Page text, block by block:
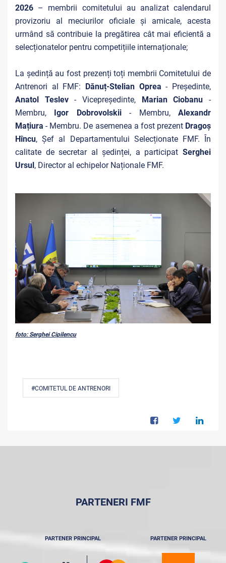
2026 – membrii comitetului au analizat calendarul
provizoriu al meciurilor oficiale și amicale, acesta
urmând să contribuie la pregătirea cât mai eficientă a
selecționatelor pentru competițiile internaționale;
La ședință au fost prezenți toți membrii Comitetului de
Antrenori al FMF: Dănuț-Stelian Oprea - Președinte,
Anatol Teslev- Vicepreședinte, Marian Ciobanu -
Membru, Igor Dobrovolskii- Membru,Alexandr
Mațiura - Membru. De asemenea a fost prezent Dragoș
Hîncu, Șef al Departamentului Selecționate FMF. În
calitate de secretar al ședinței, a participat Serghei
Ursul, Director al echipelor Naționale FMF.
foto: Serghei Cipilencu
#COMITETUL DE ANTRENORI
PARTENERI FMF
PARTENER PRINCIPAL PARTENER PRINCIPAL